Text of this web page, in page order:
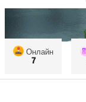
Онлайн
7